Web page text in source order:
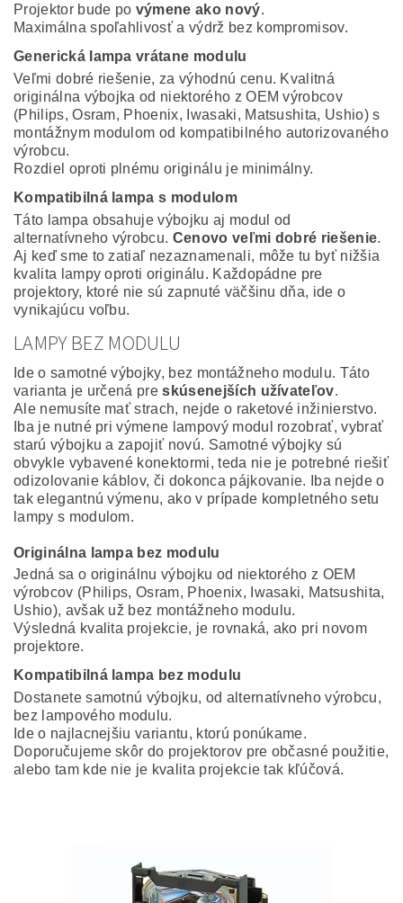
Projektor bude po výmene ako nový.
Maximálna spoľahlivosť a výdrž bez kompromisov.
Generická lampa vrátane modulu
Veľmi dobré riešenie, za výhodnú cenu. Kvalitná
originálna výbojka od niektorého z OEM výrobcov
(Philips, Osram, Phoenix, Iwasaki, Matsushita, Ushio) s
montážnym modulom od kompatibilného autorizovaného
výrobcu.
Rozdiel oproti plnému originálu je minimálny.
Kompatibilná lampa s modulom
Táto lampa obsahuje výbojku aj modul od
alternatívneho výrobcu. Cenovo veľmi dobré riešenie.
Aj keď sme to zatiaľ nezaznamenali, môže tu byť nižšia
kvalita lampy oproti originálu. Každopádne pre
projektory, ktoré nie sú zapnuté väčšinu dňa, ide o
vynikajúcu voľbu.
LAMPY BEZ MODULU
Ide o samotné výbojky, bez montážneho modulu. Táto
varianta je určená preskúsenejších užívateľov.
Ale nemusíte mať strach, nejde o raketové inžinierstvo.
Iba je nutné pri výmene lampový modul rozobrať, vybrať
starú výbojku a zapojiť novú. Samotné výbojky sú
obvykle vybavené konektormi, teda nie je potrebné riešiť
odizolovanie káblov, či dokonca pájkovanie. Iba nejde o
tak elegantnú výmenu, ako v prípade kompletného setu
lampy s modulom.
Originálna lampa bez modulu
Jedná sa o originálnu výbojku od niektorého z OEM
výrobcov (Philips, Osram, Phoenix, Iwasaki, Matsushita,
Ushio), avšak už bez montážneho modulu.
Výsledná kvalita projekcie, je rovnaká, ako pri novom
projektore.
Kompatibilná lampa bez modulu
Dostanete samotnú výbojku, od alternatívneho výrobcu,
bez lampového modulu.
Ide o najlacnejšiu variantu, ktorú ponúkame.
Doporučujeme skôr do projektorov pre občasné použitie,
alebo tam kde nie je kvalita projekcie tak kľúčová.